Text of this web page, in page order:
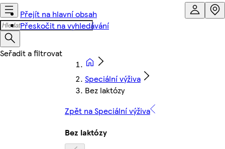
Přejít na hlavní obsah
Přeskočit na vyhledávání
Speciální výživa
Bez laktózy
Zpět na Speciální výživa
Bez laktózy